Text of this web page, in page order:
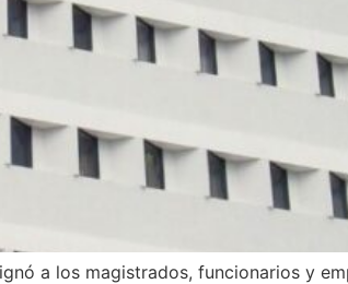
a los magistrados, funcionarios y